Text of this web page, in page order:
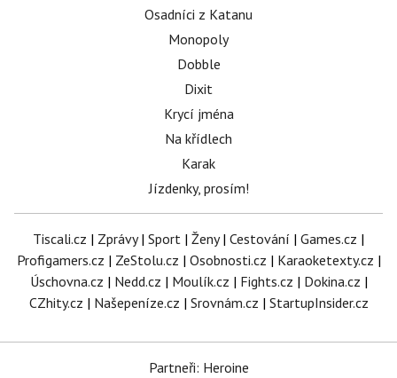
Osadníci z Katanu
Monopoly
Dobble
Dixit
Krycí jména
Na křídlech
Karak
Jízdenky, prosím!
Tiscali.cz | Zprávy| Sport | Ženy| Cestování | Games.cz |
Profigamers.cz | ZeStolu.cz | Osobnosti.cz | Karaoketexty.cz |
Úschovna.cz | Nedd.cz | Moulík.cz | Fights.cz | Dokina.cz |
CZhity.cz | Našepeníze.cz | Srovnám.cz | StartupInsider.cz
Partneři: Heroine